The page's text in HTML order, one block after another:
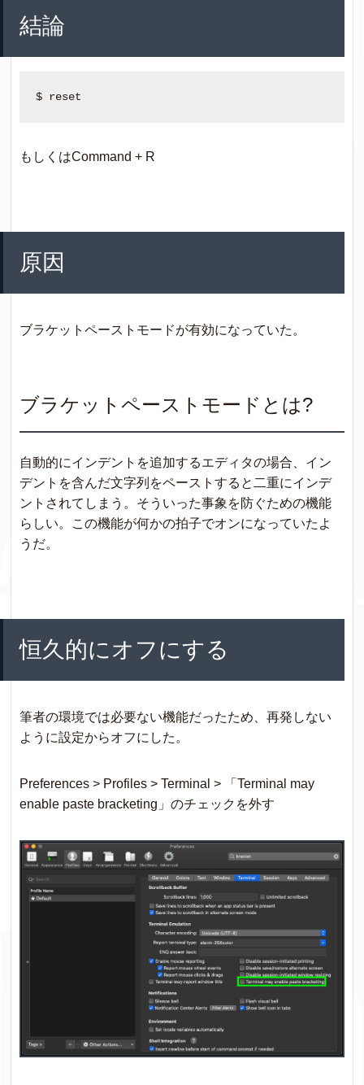
結論
もしくはCommand + R
原因
ブラケットペーストモードが有効になっていた。
ブラケットペーストモードとは?
自動的にインデントを追加するエディタの場合、イン
デントを含んだ文字列をペーストすると二重にインデ
ントされてしまう。そういった事象を防ぐための機能
らしい。この機能が何かの拍子でオンになっていたよ
うだ。
恒久的にオフにする
筆者の環境では必要ない機能だったため、再発しない
ように設定からオフにした。
Preferences > Profiles > Terminal > 「Terminal may
enable paste bracketing」のチェックを外す